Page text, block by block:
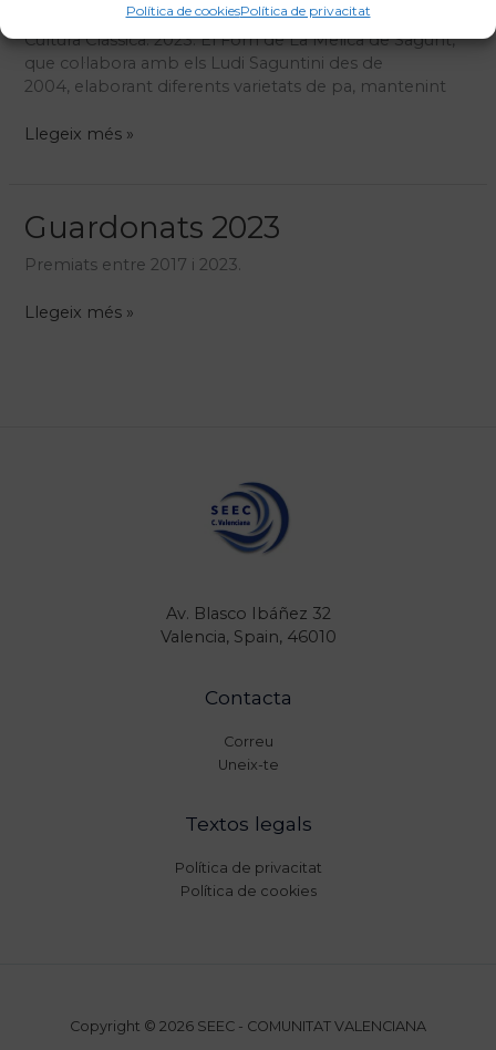
Política de cookiesPolítica de privacitat
Premis per la creació d’una obra vinculada amb la
Cultura Clàssica. 2023: El Forn de La Melica de Sagunt,
que col·labora amb els Ludi Saguntini des de
2004, elaborant diferents varietats de pa, mantenint
Ars
Llegeix més »
Guardonats 2023
Premiats entre 2017 i 2023.
Guardonats
Llegeix més »
Av. Blasco Ibáñez 32
Valencia, Spain, 46010
Contacta
Correu
Uneix-te
Textos legals
Política de privacitat
Política de cookies
Copyright © 2026 SEEC - COMUNITAT VALENCIANA